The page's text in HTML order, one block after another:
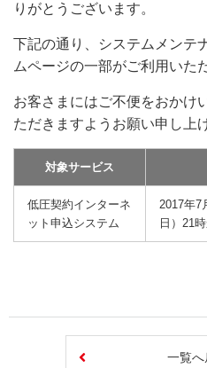
りがとうございます。
下記の通り、システムメンテ
ムページの一部がご利用いた
お客さまにはご不便をおかけ
ただきますようお願い申し上
対象サービス
低圧契約インターネ
ット申込システム
2017年7
日）21
一覧へ